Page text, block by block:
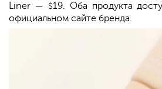
Liner —
$19. Оба продукта
официальном сайте бренда.